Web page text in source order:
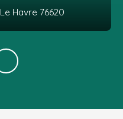
Le Havre 76620